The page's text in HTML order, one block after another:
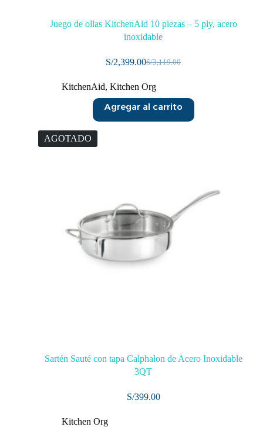
Juego de ollas KitchenAid 10 piezas – 5 ply, acero
inoxidable
S/3,119.00
S/2,399.00
KitchenAid, Kitchen Org
Agregar al carrito
AGOTADO
Sartén Sauté con tapa Calphalon de Acero Inoxidable
3QT
S/399.00
Kitchen Org